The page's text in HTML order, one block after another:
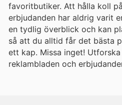
favoritbutiker. Att hålla koll
erbjudanden har aldrig varit
en tydlig överblick och kan
så att du alltid får det bästa
ett kap. Missa inget!
reklambladen och